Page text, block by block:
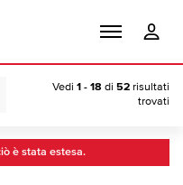
Vedi 1 - 18 di 52 risultati
trovati
è stata estesa.